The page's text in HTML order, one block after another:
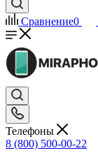
Сравнение0
Телефоны
8 (800) 500-00-22